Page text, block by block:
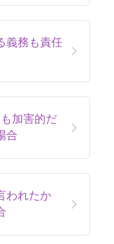
義務も責任
加害的だ
合
われたか